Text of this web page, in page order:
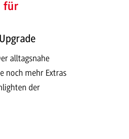
für
alltagsnahe
noch mehr Extras
der